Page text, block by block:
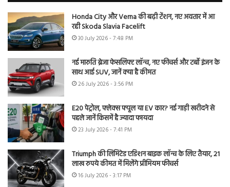
Honda City और Verna की बढ़ी टेंशन, नए अवतार में आ
रही Skoda Slavia Facelift
30 July 2026 - 7:48 PM
नई मारुति ब्रेजा फेसलिफ्ट लॉन्च, नए फीचर्स और टर्बो इंजन के
साथ आई SUV, जानें क्या है कीमत
26 July 2026 - 3:56 PM
E20 पेट्रोल, फ्लेक्स फ्यूल या EV कार? नई गाड़ी खरीदने से
पहले जानें किसमें है ज्यादा फायदा
23 July 2026 - 7:41 PM
Triumph की लिमिटेड एडिशन बाइक लॉन्च के लिए तैयार, 21
लाख रुपये कीमत में मिलेंगे प्रीमियम फीचर्स
16 July 2026 - 3:17 PM